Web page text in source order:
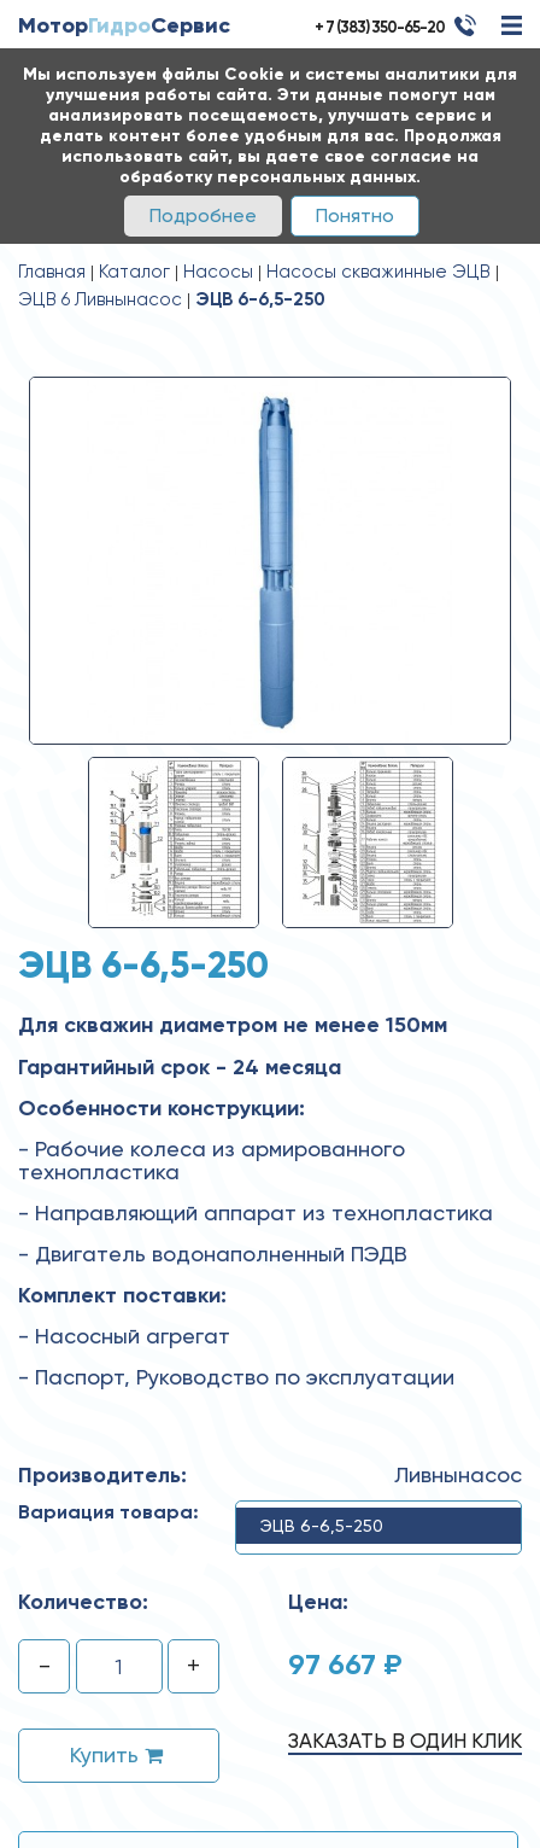
Мы используем файлы Cookie и системы аналитики для
улучшения работы сайта. Эти данные помогут нам
анализировать посещаемость, улучшать сервис и
делать контент более удобным для вас. Продолжая
использовать сайт, вы даете свое согласие на
обработку персональных данных.
Подробнее Понятно
МоторГидроСервис + 7 (383) 350-65-20
Главная Каталог Насосы
Насосы скважинные ЭЦВ
ЭЦВ 6 Ливнынасос
ЭЦВ 6-6,5-250
ЭЦВ 6-6,5-250
Для скважин диаметром не менее 150мм
Гарантийный срок - 24 месяца
Особенности конструкции:
- Рабочие колеса из армированного
технопластика
- Направляющий аппарат из технопластика
- Двигатель водонаполненный ПЭДВ
Комплект поставки:
- Насосный агрегат
- Паспорт, Руководство по эксплуатации
Производитель: Ливнынасос
Вариация товара:
ЭЦВ 6-6,5-250
Количество:
- +
Купить
Цена:
97 667 ₽
ЗАКАЗАТЬ В ОДИН КЛИК